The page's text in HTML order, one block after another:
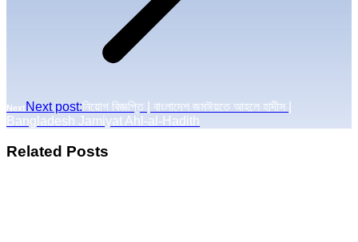
Next Next post:নিয়োগ বিজ্ঞপ্তি | বাংলাদেশ জমঈয়তে আহলে হাদীস |
Bangladesh Jamiyat Ahl-al-Hadith
Related Posts